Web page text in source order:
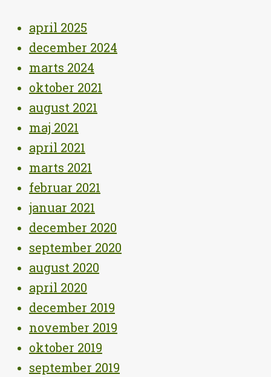
april 2025
december 2024
marts 2024
oktober 2021
august 2021
maj 2021
april 2021
marts 2021
februar 2021
januar 2021
december 2020
september 2020
august 2020
april 2020
december 2019
november 2019
oktober 2019
september 2019